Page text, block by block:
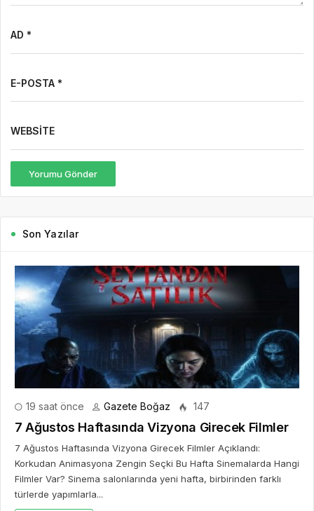
AD *
E-POSTA *
WEBSITE
Yorumu Gönder
Son Yazılar
19 saat önce Gazete Boğaz 147
7 Ağustos Haftasında Vizyona Girecek Filmler
7 Ağustos Haftasında Vizyona Girecek Filmler Açıklandı:
Korkudan Animasyona Zengin Seçki Bu Hafta Sinemalarda Hangi
Filmler Var? Sinema salonlarında yeni hafta, birbirinden farklı
türlerde yapımlarla...